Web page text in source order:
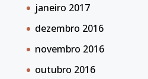
janeiro 2017
dezembro 2016
novembro 2016
outubro 2016